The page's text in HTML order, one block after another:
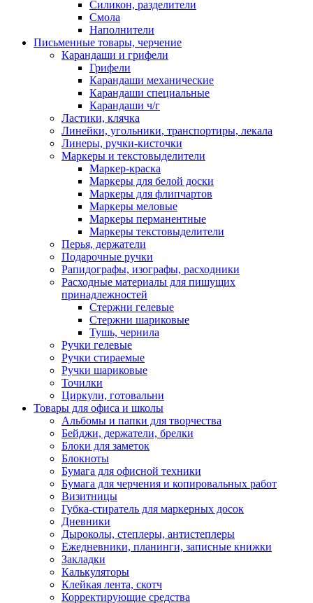
Силикон, разделители
Смола
Наполнители
Письменные товары, черчение
Карандаши и грифели
Грифели
Карандаши механические
Карандаши специальные
Карандаши ч/г
Ластики, клячка
Линейки, угольники, транспортиры, лекала
Линеры, ручки-кисточки
Маркеры и текстовыделители
Маркер-краска
Маркеры для белой доски
Маркеры для флипчартов
Маркеры меловые
Маркеры перманентные
Маркеры текстовыделители
Перья, держатели
Подарочные ручки
Рапидографы, изографы, расходники
Расходные материалы для пишущих
принадлежностей
Стержни гелевые
Стержни шариковые
Тушь, чернила
Ручки гелевые
Ручки стираемые
Ручки шариковые
Точилки
Циркули, готовальни
Товары для офиса и школы
Альбомы и папки для творчества
Бейджи, держатели, брелки
Блоки для заметок
Блокноты
Бумага для офисной техники
Бумага для черчения и копировальных работ
Визитницы
Губка-стиратель для маркерных досок
Дневники
Дыроколы, степлеры, антистеплеры
Ежедневники, планинги, записные книжки
Закладки
Калькуляторы
Клейкая лента, скотч
Корректирующие средства